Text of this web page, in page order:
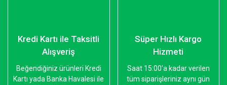
Kredi Kartı ile Taksitli
Alışveriş
Beğendiğiniz ürünleri Kredi
Kartı yada Banka Havalesi ile
Süper Hızlı Kargo
Hizmeti
Saat 15:00'a kadar verilen
tüm siparişleriniz aynı gün